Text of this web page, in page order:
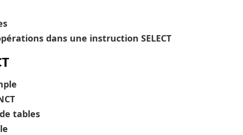
dans une instruction SELECT
tables